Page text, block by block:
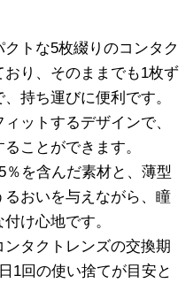
トな5枚綴りのコンタク
おり、そのままでも1枚ず
持ち運びに便利です。
ットするデザインで、
ことができます。
％を含んだ素材と、薄型
おいを与えながら、瞳
け心地です。
タクトレンズの交換期
1回の使い捨てが目安と